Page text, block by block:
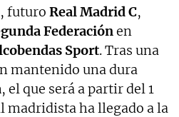
futuro Real Madrid C,
Federaciónen
Sport. Tras una
mantenido una dura
, el que será a partir del 1
madridista ha llegado a la